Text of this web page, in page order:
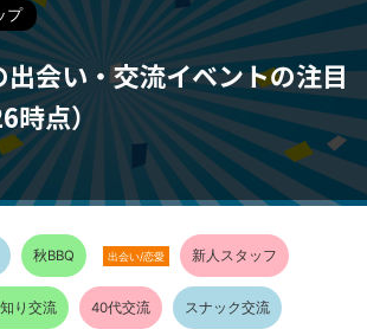
プ
会い・交流イベントの注目
点）
秋BBQ 出会い/恋愛 新人スタッフ
り交流 40代交流 スナック交流